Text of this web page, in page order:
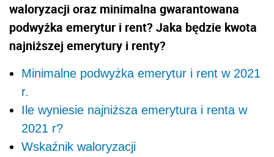
waloryzacji oraz minimalna gwarantowana
podwyżka emerytur i rent? Jaka będzie kwota
najniższej emerytury i renty?
Minimalne podwyżka emerytur i rent w 2021
r.
Ile wyniesie najniższa emerytura i renta w
2021 r?
Wskaźnik waloryzacji